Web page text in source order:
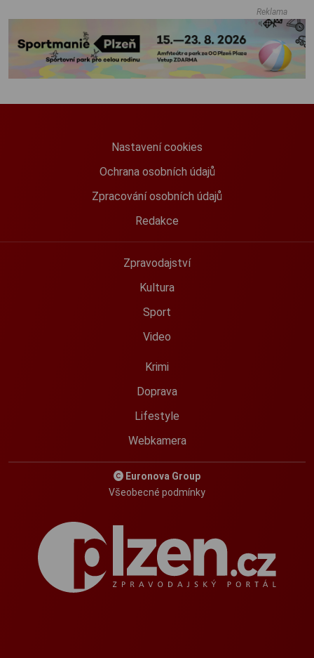
Reklama
Nastavení cookies
Ochrana osobních údajů
Zpracování osobních údajů
Redakce
Zpravodajství
Kultura
Sport
Video
Krimi
Doprava
Lifestyle
Webkamera
Euronova Group
Všeobecné podmínky